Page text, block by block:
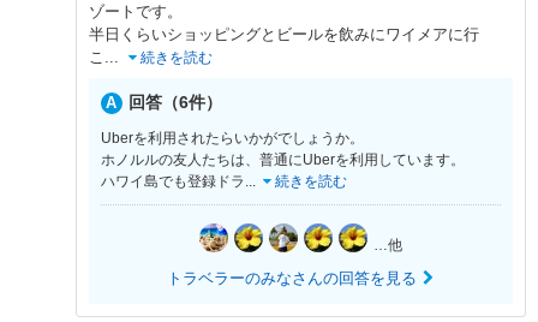
ゾートです。
半日くらいショッピングとビールを飲みにワイメアに行
こ ... 続きを読む
回答（6件）
Uberを利用されたらいかがでしょうか。
ホノルルの友人たちは、普通にUberを利用しています。
ハワイ島でも登録ドラ ... 続きを読む
…他
トラベラーのみなさんの回答を見る